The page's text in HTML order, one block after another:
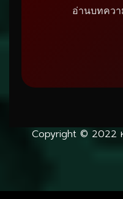
อ่านบทคว
Copyright © 2022